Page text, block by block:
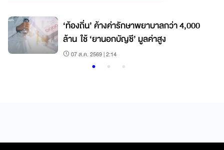
‘ท้องถิ่น’ ค้างค่ารักษาพยาบาลกว่า 4,000
ล้าน ใช้ ‘ยานอกบัญชี’ มูลค่าสูง
07 ส.ค. 2569 | 2:14